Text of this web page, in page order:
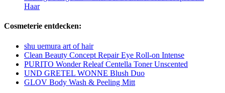
Haar
Cosmeterie entdecken:
shu uemura art of hair
Clean Beauty Concept Repair Eye Roll-on Intense
PURITO Wonder Releaf Centella Toner Unscented
UND GRETEL WONNE Blush Duo
GLOV Body Wash & Peeling Mitt